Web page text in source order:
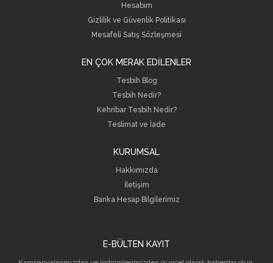
Hesabım
Gizlilik ve Güvenlik Politikası
Mesafeli Satış Sözleşmesi
EN ÇOK MERAK EDİLENLER
Tesbih Blog
Tesbih Nedir?
Kehribar Tesbih Nedir?
Teslimat ve İade
KURUMSAL
Hakkımızda
İletişim
Banka Hesap Bilgilerimiz
E-BÜLTEN KAYIT